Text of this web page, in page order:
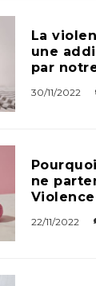
La
une
par
30/11/2022
ne
22/11/2022